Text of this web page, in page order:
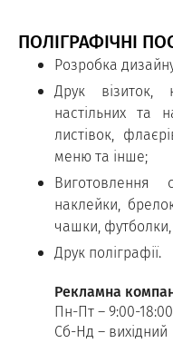
ПОЛІГРАФІЧНІ
Розробка
Друк візиток,
настільних та
листівок,
меню та інше;
Виготовлення
наклейки,
чашки,
Друк поліграфії.
Рекламна
Пн-Пт – 9:00-18:00
Сб-Нд – вихідний